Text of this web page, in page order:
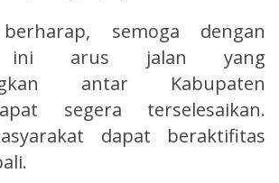
semoga dengan
ini arus jalan yang
antar Kabupaten
segera terselesaikan.
dapat beraktifitas